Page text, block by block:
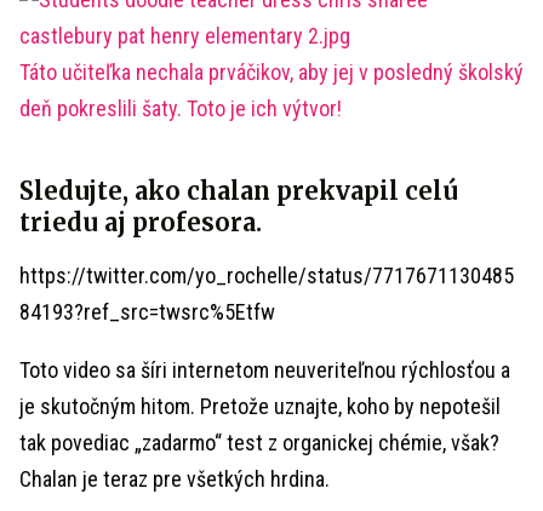
Táto učiteľka nechala prváčikov, aby jej v posledný školský
deň pokreslili šaty. Toto je ich výtvor!
Sledujte, ako chalan prekvapil celú
triedu aj profesora.
https://twitter.com/yo_rochelle/status/7717671130485
84193?ref_src=twsrc%5Etfw
Toto video sa šíri internetom neuveriteľnou rýchlosťou a
je skutočným hitom. Pretože uznajte, koho by nepotešil
tak povediac „zadarmo“ test z organickej chémie, však?
Chalan je teraz pre všetkých hrdina.